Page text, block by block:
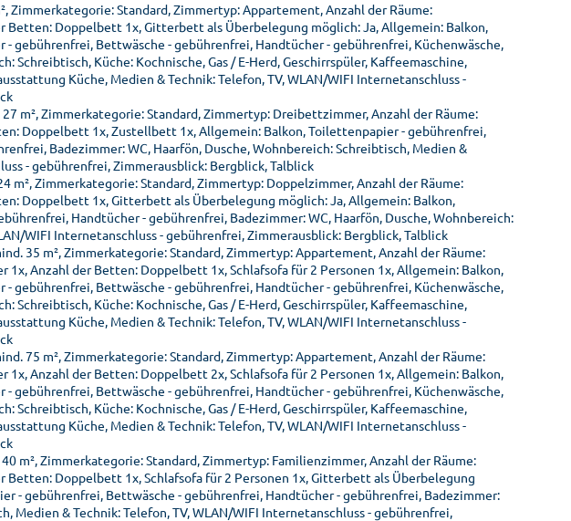
Zimmerkategorie: Standard, Zimmertyp: Appartement, Anzahl der Räume:
Betten: Doppelbett 1x, Gitterbett als Überbelegung möglich: Ja, Allgemein: Balkon,
gebührenfrei, Bettwäsche - gebührenfrei, Handtücher - gebührenfrei, Küchenwäsche,
Schreibtisch, Küche: Kochnische, Gas / E-Herd, Geschirrspüler, Kaffeemaschine,
Küche, Medien & Technik: Telefon, TV, WLAN/WIFI Internetanschluss -
m², Zimmerkategorie: Standard, Zimmertyp: Dreibettzimmer, Anzahl der Räume:
Doppelbett 1x, Zustellbett 1x, Allgemein: Balkon, Toilettenpapier - gebührenfrei,
Badezimmer: WC, Haarfön, Dusche, Wohnbereich: Schreibtisch, Medien &
- gebührenfrei, Zimmerausblick: Bergblick, Talblick
m², Zimmerkategorie: Standard, Zimmertyp: Doppelzimmer, Anzahl der Räume:
Doppelbett 1x, Gitterbett als Überbelegung möglich: Ja, Allgemein: Balkon,
Handtücher - gebührenfrei, Badezimmer: WC, Haarfön, Dusche, Wohnbereich:
WIFI Internetanschluss - gebührenfrei, Zimmerausblick: Bergblick, Talblick
35 m², Zimmerkategorie: Standard, Zimmertyp: Appartement, Anzahl der Räume:
1x, Anzahl der Betten: Doppelbett 1x, Schlafsofa für 2 Personen 1x, Allgemein: Balkon,
gebührenfrei, Bettwäsche - gebührenfrei, Handtücher - gebührenfrei, Küchenwäsche,
Schreibtisch, Küche: Kochnische, Gas / E-Herd, Geschirrspüler, Kaffeemaschine,
Küche, Medien & Technik: Telefon, TV, WLAN/WIFI Internetanschluss -
75 m², Zimmerkategorie: Standard, Zimmertyp: Appartement, Anzahl der Räume:
1x, Anzahl der Betten: Doppelbett 2x, Schlafsofa für 2 Personen 1x, Allgemein: Balkon,
gebührenfrei, Bettwäsche - gebührenfrei, Handtücher - gebührenfrei, Küchenwäsche,
Schreibtisch, Küche: Kochnische, Gas / E-Herd, Geschirrspüler, Kaffeemaschine,
Küche, Medien & Technik: Telefon, TV, WLAN/WIFI Internetanschluss -
m², Zimmerkategorie: Standard, Zimmertyp: Familienzimmer, Anzahl der Räume:
Betten: Doppelbett 1x, Schlafsofa für 2 Personen 1x, Gitterbett als Überbelegung
- gebührenfrei, Bettwäsche - gebührenfrei, Handtücher - gebührenfrei, Badezimmer:
Medien & Technik: Telefon, TV, WLAN/WIFI Internetanschluss - gebührenfrei,